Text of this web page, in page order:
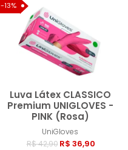
-13%
Luva Látex CLASSICO
Premium UNIGLOVES -
PINK (Rosa)
UniGloves
R$ 42,90 R$ 36,90